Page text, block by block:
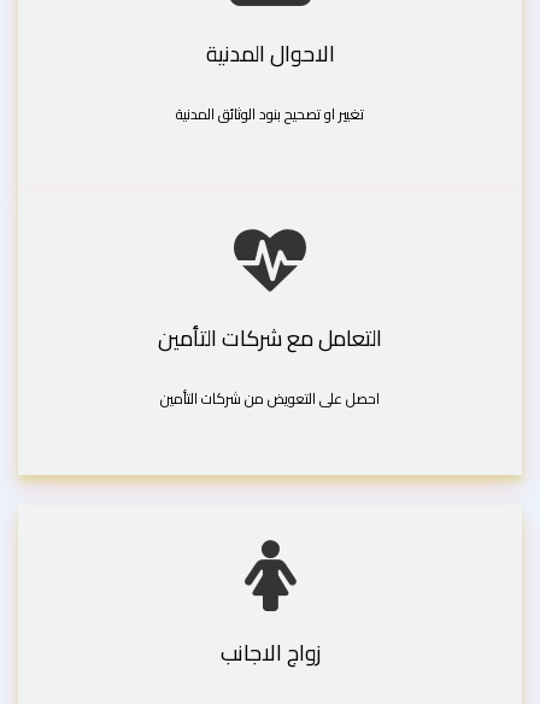
الاحوال المدنية
تغيير او تصحيح بنود الوثائق المدنية
التعامل مع شركات التأمين
احصل على التعويض من شركات التأمين
زواج الاجانب